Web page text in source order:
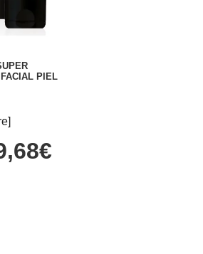
PIEL